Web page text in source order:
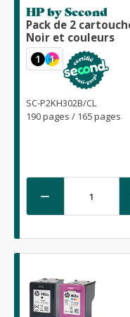
HP by Second
Pack de 2
Noir et couleurs
1 1
SC-P2KH302B/CL
190 pages / 165 pages
